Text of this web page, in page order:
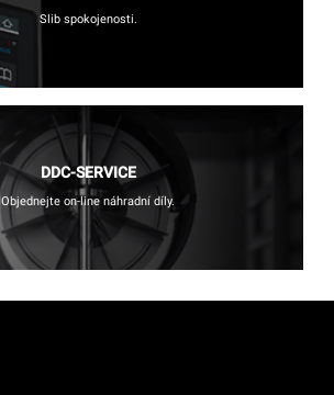
Slib spokojenosti.
DDC-SERVICE
Objednejte on-line náhradní díly.